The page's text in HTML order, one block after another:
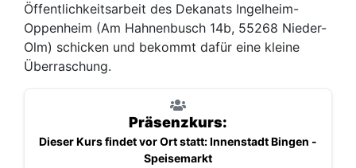
Öffentlichkeitsarbeit des Dekanats Ingelheim-
Oppenheim (Am Hahnenbusch 14b, 55268 Nieder-
Olm) schicken und bekommt dafür eine kleine
Überraschung.
Präsenzkurs:
Dieser Kurs findet vor Ort statt: Innenstadt Bingen -
Speisemarkt